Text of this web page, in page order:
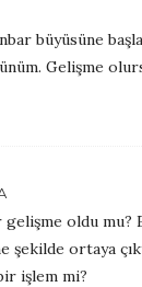
büyüsüne
Gelişme
gelişme oldu mu?
şekilde ortaya
işlem mi?